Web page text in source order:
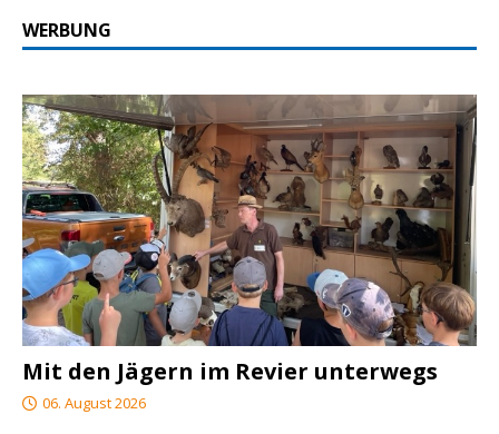
WERBUNG
Mit den Jägern im Revier unterwegs
06. August 2026